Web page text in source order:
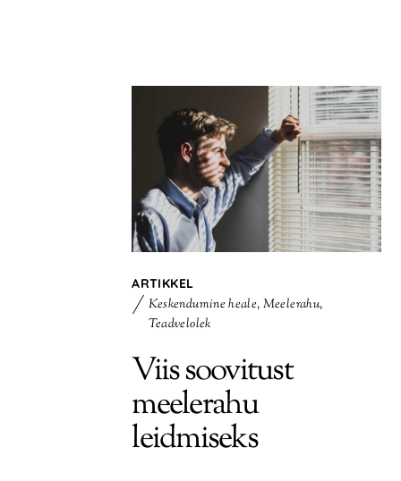
ARTIKKEL
Keskendumine heale,Meelerahu,
Teadvelolek
Viis soovitust
meelerahu
leidmiseks